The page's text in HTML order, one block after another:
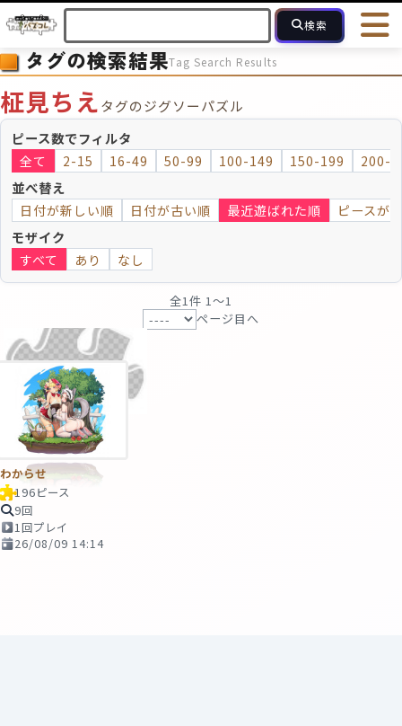
検索
HOME 会員登録
ヘルプ
最近投稿され
ピース数 2～15 16～49 50～99 100
モザイク モザイクのみ
タグの検索結果Tag Search Results
柾見ちえタグのジグソーパズル
ピース数でフィルタ
全て 2-15 16-49 50-99 100-149 150-199 200-
並べ替え
日付が新しい順 日付が古い順 最近遊ばれた順 ピースが
モザイク
すべて あり なし
全1件 1〜1
ページ目へ
わからせ
196ピース
9回
1回プレイ
26/08/09 14:14